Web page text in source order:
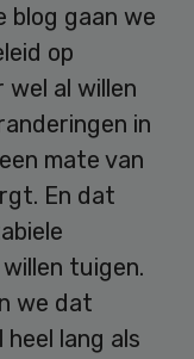
blog gaan we
op
al willen
in
mate van
En dat
tuigen.
we dat
lang als